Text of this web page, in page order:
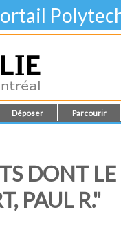
Déposer Parcourir
DONT
PAUL R."